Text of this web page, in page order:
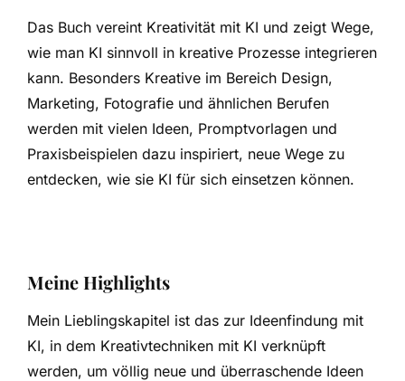
Das Buch vereint Kreativität mit KI und zeigt Wege,
wie man KI sinnvoll in kreative Prozesse integrieren
kann. Besonders Kreative im Bereich Design,
Marketing, Fotografie und ähnlichen Berufen
werden mit vielen Ideen, Promptvorlagen und
Praxisbeispielen dazu inspiriert, neue Wege zu
entdecken, wie sie KI für sich einsetzen können.
Meine Highlights
Mein Lieblingskapitel ist das zur Ideenfindung mit
KI, in dem Kreativtechniken mit KI verknüpft
werden, um völlig neue und überraschende Ideen